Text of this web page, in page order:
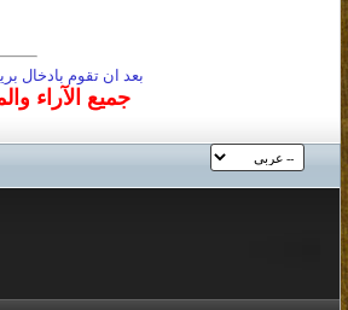
بعد ان تقوم بادخال
جميع الآراء